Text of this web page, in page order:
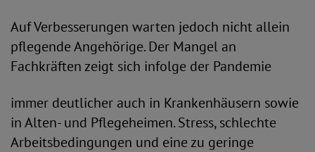
Auf Verbesserungen warten jedoch nicht allein
pflegende Angehörige. Der Mangel an
Fachkräften zeigt sich infolge der Pandemie
immer deutlicher auch in Krankenhäusern sowie
in Alten- und Pflegeheimen. Stress, schlechte
Arbeitsbedingungen und eine zu geringe